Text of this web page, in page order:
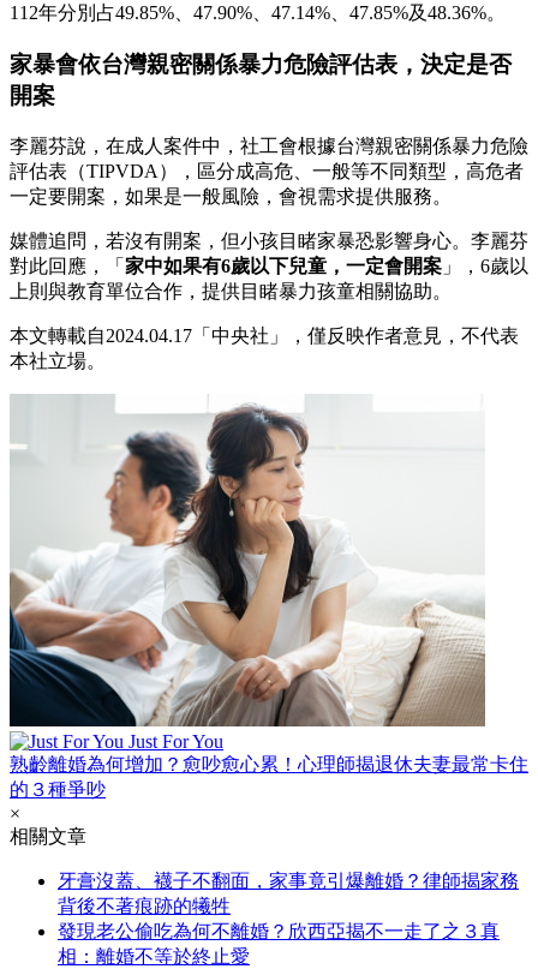
112年分別占49.85%、47.90%、47.14%、47.85%及48.36%。
家暴會依台灣親密關係暴力危險評估表，決定是否
開案
李麗芬說，在成人案件中，社工會根據台灣親密關係暴力危險
評估表（TIPVDA），區分成高危、一般等不同類型，高危者
一定要開案，如果是一般風險，會視需求提供服務。
媒體追問，若沒有開案，但小孩目睹家暴恐影響身心。李麗芬
對此回應，「 家中如果有6歲以下兒童，一定會開案 」，6歲以
上則與教育單位合作，提供目睹暴力孩童相關協助。
本文轉載自2024.04.17「中央社」，僅反映作者意見，不代表
本社立場。
Just For You
熟齡離婚為何增加？愈吵愈心累！心理師揭退休夫妻最常卡住
的３種爭吵
×
相關文章
牙膏沒蓋、襪子不翻面，家事竟引爆離婚？律師揭家務
背後不著痕跡的犧牲
發現老公偷吃為何不離婚？欣西亞揭不一走了之３真
相：離婚不等於終止愛